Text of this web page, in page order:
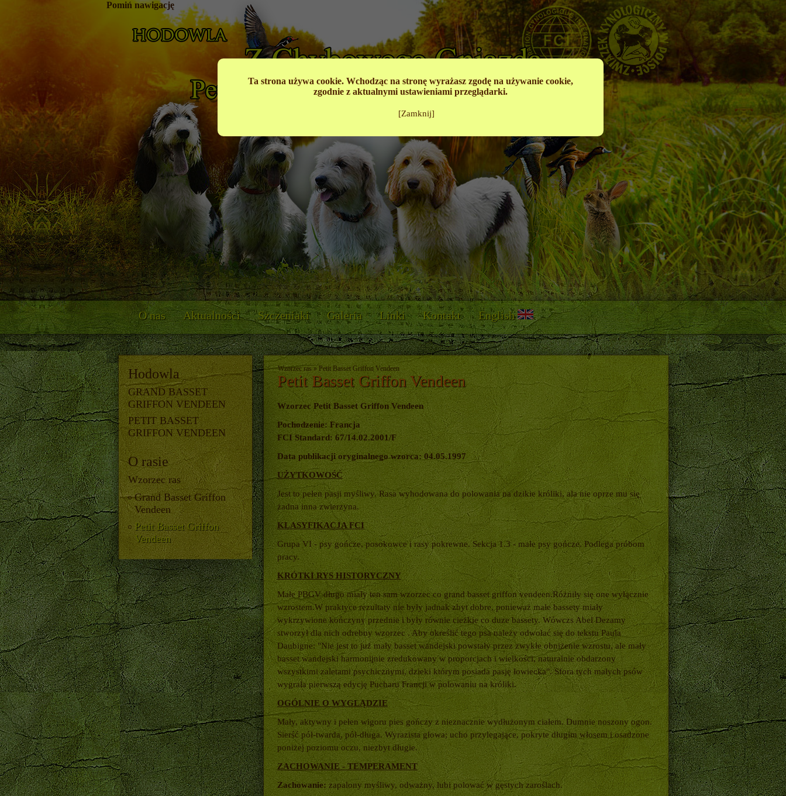
Ta strona używa cookie. Wchodząc na stronę wyrażasz zgodę na używanie cookie,
zgodnie z aktualnymi ustawieniami przeglądarki.
[Zamknij]
Pomiń nawigację
O nas Aktualności Szczeniaki Galeria Linki Kontakt English
Hodowla
GRAND BASSET
GRIFFON VENDEEN
PETIT BASSET
GRIFFON VENDEEN
O rasie
Wzorzec ras
Grand Basset Griffon
Vendeen
Petit Basset Griffon
Vendeen
Wzorzec ras» Petit Basset Griffon Vendeen
Petit Basset Griffon Vendeen
Wzorzec Petit Basset Griffon Vendeen
Pochodzenie: Francja
FCI Standard: 67/14.02.2001/F
Data publikacji oryginalnego wzorca: 04.05.1997
UŻYTKOWOŚĆ
Jest to pełen pasji myśliwy. Rasa wyhodowana do polowania na dzikie króliki, ala nie oprze mu się
żadna inna zwierzyna.
KLASYFIKACJA FCI
Grupa VI - psy gończe, posokowce i rasy pokrewne. Sekcja 1.3 - małe psy gończe. Podlega próbom
pracy.
KRÓTKI RYS HISTORYCZNY
Małe PBGV długo miały ten sam wzorzec co grand basset griffon vendeen.Różniły się one wyłącznie
wzrostem.W praktyce rezultaty nie były jadnak zbyt dobre, ponieważ małe bassety miały
wykrzywione kończyny przednie i były równie cieżkie co duze bassety. Wówczs Abel Dezamy
stworzył dla nich odrebny wzorzec . Aby określić tego psa należy odwołać się do tekstu Paula
Daubigne: "Nie jest to już mały basset wandejski powstały przez zwykłe obniżenie wzrostu, ale mały
basset wandejski harmonijnie zredukowany w proporcjach i wielkości, naturalnie obdarzony
wszystkimi zaletami psychicznymi, dzieki którym posiada pasję łowiecka". Sfora tych małych psów
wygrała pierwszą edycję Pucharu Francji w polowaniu na króliki.
OGÓLNIE O WYGLĄDZIE
Mały, aktywny i pełen wigoru pies gończy z nieznacznie wydłużonym ciałem. Dumnie noszony ogon.
Sierść pół-twarda, pół-długa. Wyrazista głowa; ucho przylegające, pokryte długim włosem i osadzone
poniżej poziomu oczu, niezbyt długie.
ZACHOWANIE - TEMPERAMENT
Zachowanie: zapalony myśliwy, odważny, lubi polować w gęstych zaroślach.